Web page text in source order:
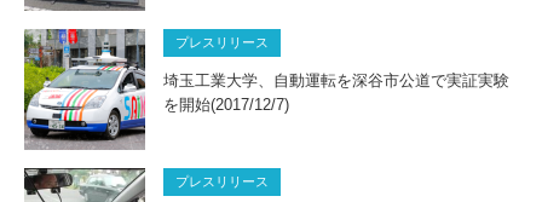
プレスリリース
埼玉工業大学、自動運転を深谷市公道で実証実験
を開始(2017/12/7)
プレスリリース